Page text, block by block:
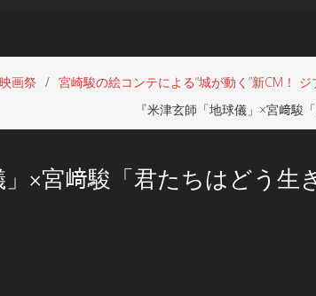
画祭
宮崎駿の絵コンテによる“城が動く”新CM！
『米津玄師「地球儀」×宮﨑
」×宮﨑駿「君たちはどう生